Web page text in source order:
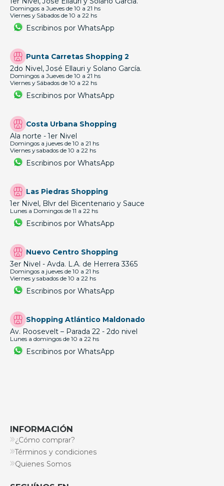
Domingos a Jueves de 10 a 21 hs
Viernes y Sábados de 10 a 22 hs
Escribinos por WhatsApp
Punta Carretas Shopping 2
2do Nivel, José Ellauri y Solano García.
Domingos a Jueves de 10 a 21 hs
Viernes y Sábados de 10 a 22 hs
Escribinos por WhatsApp
Costa Urbana Shopping
Ala norte - 1er Nivel
Domingos a jueves de 10 a 21 hs
Viernes y sabados de 10 a 22 hs
Escribinos por WhatsApp
Las Piedras Shopping
1er Nivel, Blvr del Bicentenario y Sauce
Lunes a Domingos de 11 a 22 hs
Escribinos por WhatsApp
Nuevo Centro Shopping
3er Nivel - Avda. L.A. de Herrera 3365
Domingos a jueves de 10 a 21 hs
Viernes y sabados de 10 a 22 hs
Escribinos por WhatsApp
Shopping Atlántico Maldonado
Av. Roosevelt – Parada 22 - 2do nivel
Lunes a domingos de 10 a 22 hs
Escribinos por WhatsApp
INFORMACIÓN
¿Cómo comprar?
Términos y condiciones
Quienes Somos